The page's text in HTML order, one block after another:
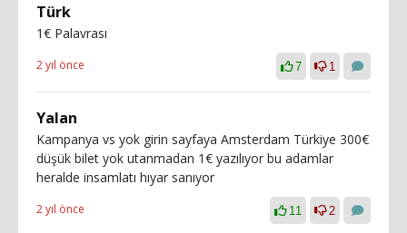
Türk
1€ Palavrası
2 yıl önce 7 1
Yalan
Kampanya vs yok girin sayfaya Amsterdam Türkiye 300€
düşük bilet yok utanmadan 1€ yazılıyor bu adamlar
heralde insamlatı hıyar sanıyor
2 yıl önce 11 2